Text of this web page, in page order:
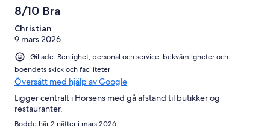
8/10 Bra
Christian
9 mars 2026
Gillade: Renlighet, personal och service, bekvämligheter och
boendets skick och faciliteter
Översätt med hjälp av Google
Ligger centralt i Horsens med gå afstand til butikker og
restauranter.
Bodde här 2 nätter i mars 2026